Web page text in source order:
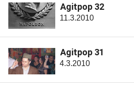
Agitpop 32
11.3.2010
Agitpop 31
4.3.2010